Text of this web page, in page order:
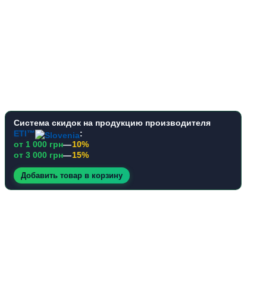
Система скидок на продукцию производителя
ETI™
:
от 1 000 грн—10%
от 3 000 грн—15%
Добавить товар в корзину